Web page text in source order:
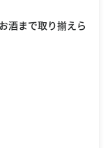
酒まで取り揃えら